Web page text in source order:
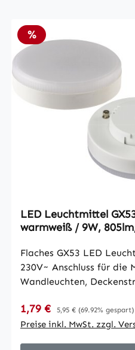
Rabatt
%
LED Leuchtmittel
warmweiß / 9W,
Flaches GX53 LED
230V~ Anschluss für die
Wandleuchten,
von 25mm ist ideal für
Bodenleuchten im
Verkaufspreis:
1,79 € Regulärer Preis:
5,95 € (69.92% gespart)
Preise inkl. MwSt. zzgl.